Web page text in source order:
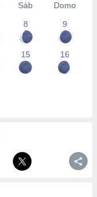
Sáb
Domo
8 9
15 16